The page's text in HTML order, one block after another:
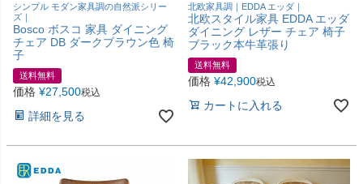
シンプル モダン家具調の自然派シリー
ズ｜
Bosco ボスコ 家具 ダイニング
チェア DB ダークブラウン色 椅
子
送料無料
価格 ¥27,500税込
詳細を見る
北欧家具調｜EDDA エッダ｜
北欧スタイル家具 EDDA エッダ
ダイニング レザー チェア 椅子
ブラック本牛革張り
送料無料
価格 ¥42,900税込
カートに入れる